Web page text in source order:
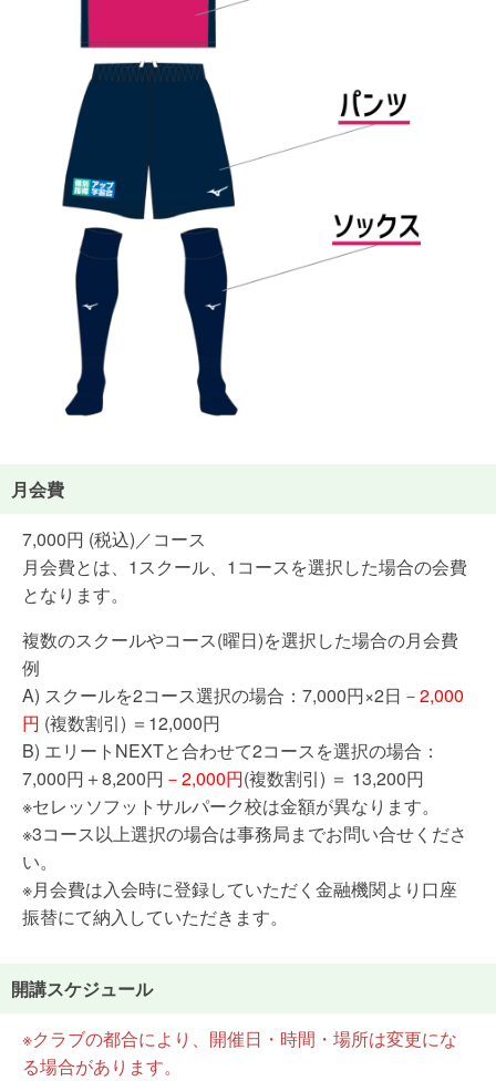
月会費
7,000円 (税込)／コース
月会費とは、1スクール、1コースを選択した場合の会費
となります。
複数のスクールやコース(曜日)を選択した場合の月会費
例
A) スクールを2コース選択の場合：7,000円×2日 －2,000
円 (複数割引) ＝12,000円
B) エリートNEXTと合わせて2コースを選択の場合：
7,000円＋8,200円 －2,000円(複数割引) ＝ 13,200円
※セレッソフットサルパーク校は金額が異なります。
※3コース以上選択の場合は事務局までお問い合せくださ
い。
※月会費は入会時に登録していただく金融機関より口座
振替にて納入していただきます。
開講スケジュール
※クラブの都合により、開催日・時間・場所は変更にな
る場合があります。